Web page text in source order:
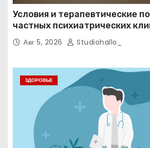
Условия и терапевтические
частных психиатрических
Авг 5, 2026 Studiohallo_
ЗДОРОВЬЕ